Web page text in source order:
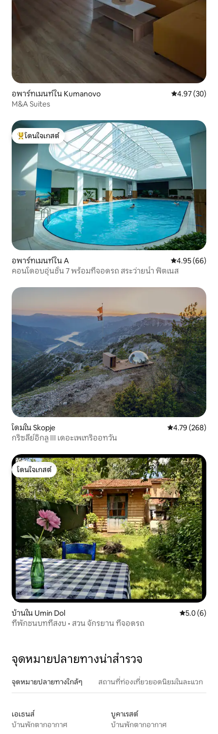
อพาร์ทเมนท์ใน Kumanovo คะแนนเฉลี่ย
4.97 (30)
M&A Suites
โดนใจเกสต์ที่สุด
โดนใจเกสต์
อพาร์ทเมนท์ใน A คะแนนเฉลี่ย
4.95 (66)
คอนโดอบอุ่นชั้น 7 พร้อมที่จอดรถ สระว่ายน้ำ ฟิตเนส
โดมใน Skopje คะแนนเฉลี่ย
4.79 (268)
กริซลีย์อิกลู III เดอะเพเทริออทวัน
โดนใจเกสต์
โดนใจเกสต์
บ้านใน Umin Dol คะแนนเฉลี่
5.0 (6)
ที่พักชนบทที่สงบ • สวน จักรยาน ที่จอดรถ
จุดหมายปลายทางน่าสำรวจ
จุดหมายปลายทางใกล้ๆ สถานที่ท่องเที่ยวยอดนิยมในละแวก
เอเธนส์
บ้านพักตากอากาศ
บูคาเรสต์
บ้านพักตากอากาศ